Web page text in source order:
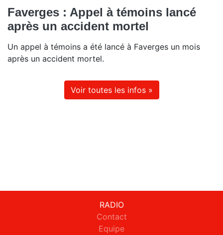
Faverges : Appel à témoins lancé
après un accident mortel
Un appel à témoins a été lancé à Faverges un mois
après un accident mortel.
Voir toutes les infos »
RADIO
Contact
Equipe